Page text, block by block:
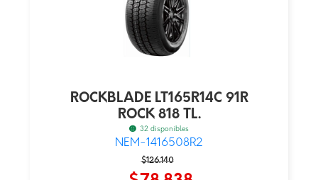
ROCKBLADE LT165R14C 91R
ROCK 818 TL.
32 disponibles
NEM-1416508R2
$126.140